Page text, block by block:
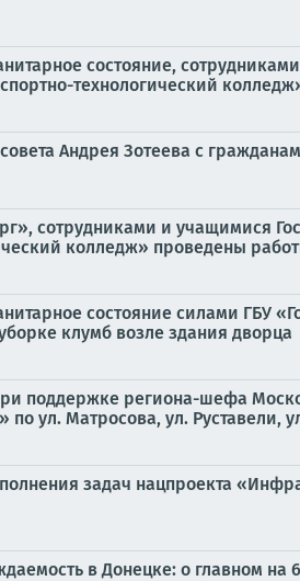
состояние,
технологический
Андрея Зотеева с
сотрудниками и учащимися
колледж» проведены
состояние силами ГБУ
клумб возле здания дворца
поддержке региона-шефа
ул. Матросова, ул. Руставели,
задач нацпроекта
в Донецке: о главном на 6